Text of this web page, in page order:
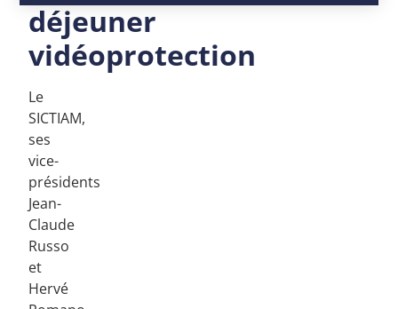
déjeuner
vidéoprotection
Le
SICTIAM,
ses
vice-
présidents
Jean-
Claude
Russo
et
Hervé